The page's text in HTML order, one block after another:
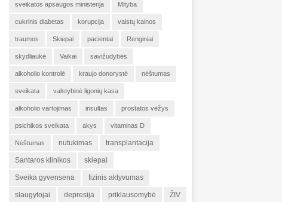
sveikatos apsaugos ministerija Mityba
cukrinis diabetas korupcija vaistų kainos
traumos Skiepai pacientai Renginiai
skydliaukė Vaikai savižudybės
alkoholio kontrolė kraujo donorystė nėštumas
sveikata valstybinė ligonių kasa
alkoholio vartojimas insultas prostatos vėžys
psichikos sveikata akys vitaminas D
Nėštumas nutukimas transplantacija
Santaros klinikos skiepai
Sveika gyvensena fizinis aktyvumas
slaugytojai depresija priklausomybė ŽIV